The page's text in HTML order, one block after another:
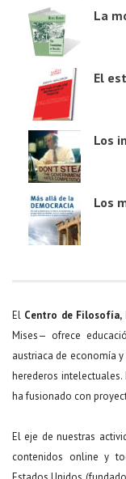
La
El
Los
Los
El Centro de Filosofía,
Mises— ofrece
austriaca de economía
herederos
ha fusionado con
El eje de nuestras
contenidos online y